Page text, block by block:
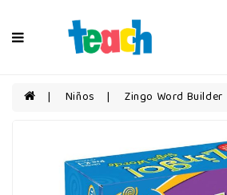
Niñas
Niños Zingo Word Builder